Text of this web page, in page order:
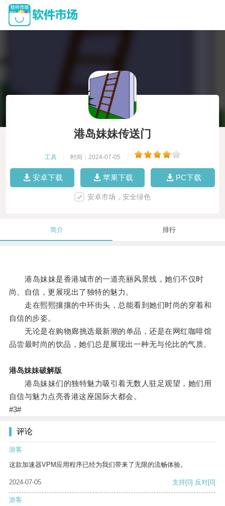
港岛妹妹传送门
工具 时间：2024-07-05
安卓下载 苹果下载 PC下载
安卓市场，安全绿色
简介 排行
港岛妹妹是香港城市的一道亮丽风景线，她们不仅时
尚、自信，更展现出了独特的魅力。
走在熙熙攘攘的中环街头，总能看到她们时尚的穿着和
自信的步姿。
无论是在购物廊挑选最新潮的单品，还是在网红咖啡馆
品尝最时尚的饮品，她们总是展现出一种无与伦比的气质。
港岛妹妹破解版
港岛妹妹们的独特魅力吸引着无数人驻足观望，她们用
自信与魅力点亮香港这座国际大都会。
#3#
评论
游客
这款加速器VPM应用程序已经为我们带来了无限的流畅体验。
2024-07-05 支持[0] 反对[0]
游客